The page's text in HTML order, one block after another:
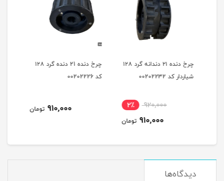
چرخ دنده ۲۱ دندانه گرد ۱۲۸
شیاردار کد 00202232
920,000 2٪
910,000 تومان
چرخ دنده 21 دنده گرد ۱۲۸
کد 00202226
910,000 تومان
دیدگاه‌ها